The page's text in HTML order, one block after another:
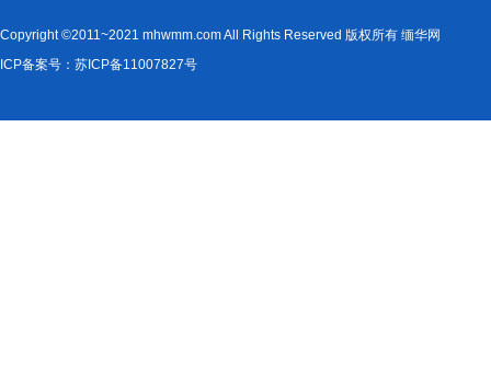
Copyright ©2011~2021 mhwmm.com All Rights Reserved 版权所有 缅华网
ICP备案号：苏ICP备11007827号